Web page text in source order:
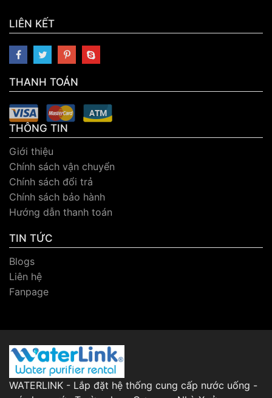
LIÊN KẾT
THANH TOÁN
THÔNG TIN
Giới thiệu
Chính sách vận chuyển
Chính sách đổi trả
Chính sách bảo hành
Hướng dẫn thanh toán
TIN TỨC
Blogs
Liên hệ
Fanpage
WATERLINK - Lắp đặt hệ thống cung cấp nước uống -